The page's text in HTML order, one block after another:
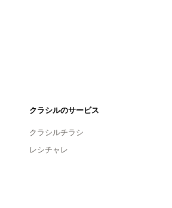
クラシルのサービス
クラシルチラシ
レシチャレ